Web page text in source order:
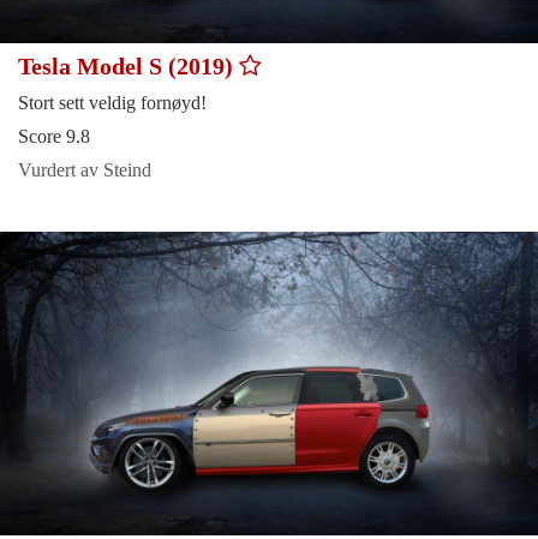
Tesla Model S (2019)
Stort sett veldig fornøyd!
Score 9.8
Vurdert av Steind